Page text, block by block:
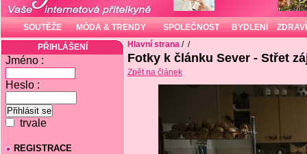
SOUTĚŽE MÓDA & TRENDY SPOLEČNOST BYDLENÍ ZDRAVÍ
PŘIHLÁŠENÍ
Jméno :
Heslo :
trvale
REGISTRACE
Hlavní strana / /
Fotky k článku Sever - Střet
Zpět na článek